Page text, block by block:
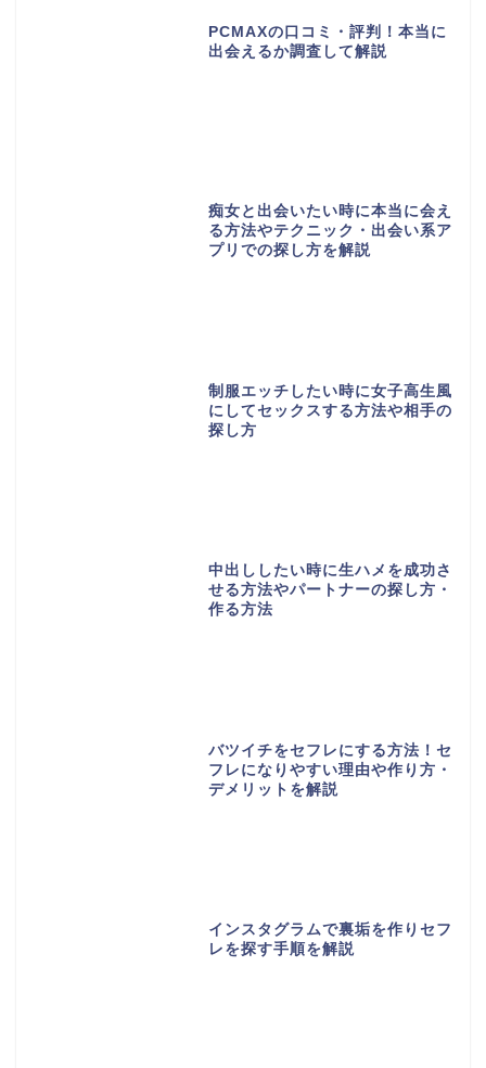
PCMAXの口コミ・評判！本当に
出会えるか調査して解説
痴女と出会いたい時に本当に会え
る方法やテクニック・出会い系ア
プリでの探し方を解説
制服エッチしたい時に女子高生風
にしてセックスする方法や相手の
探し方
中出ししたい時に生ハメを成功さ
せる方法やパートナーの探し方・
作る方法
バツイチをセフレにする方法！セ
フレになりやすい理由や作り方・
デメリットを解説
インスタグラムで裏垢を作りセフ
レを探す手順を解説